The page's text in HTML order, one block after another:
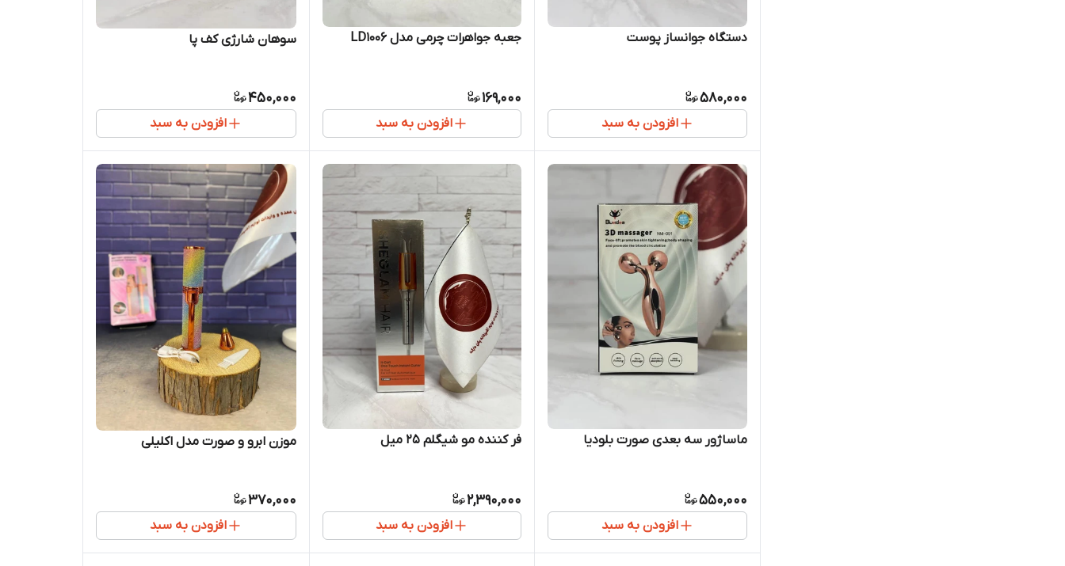
دستگاه جوانساز پوست
580,000
افزودن به سبد
جعبه جواهرات چرمی مدل LD1006
169,000
افزودن به سبد
سوهان شارژی کف پا
450,000
افزودن به سبد
ماساژور سه بعدی صورت بلودیا
550,000
افزودن به سبد
فر کننده مو شیگلم 25 میل
2,390,000
افزودن به سبد
موزن ابرو و صورت مدل اکلیلی
370,000
افزودن به سبد